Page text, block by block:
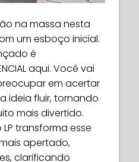
na massa nesta
um esboço inicial.
é
aqui. Você vai
em acertar
ideia fluir, tornando
mais divertido.
transforma esse
apertado,
clarificando